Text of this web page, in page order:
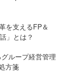
を支えるFP＆
」とは？
ループ経営管理
方箋